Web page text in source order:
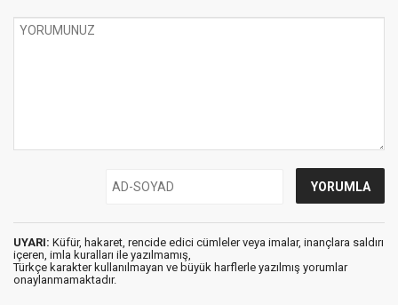
UYARI: Küfür, hakaret, rencide edici cümleler veya imalar, inançlara saldırı
içeren, imla kuralları ile yazılmamış,
Türkçe karakter kullanılmayan ve büyük harflerle yazılmış yorumlar
onaylanmamaktadır.